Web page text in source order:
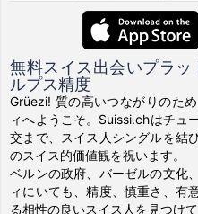
無料スイス出会いプラ
ルプス精度
Grüezi! 質の高いつながりのた
ィへようこそ。Suissi.chはチュ
交まで、スイス人シングルを結
のスイス的価値観を祝います。
ベルンの政府、バーゼルの文化
ィにいても、精度、慎重さ、有
る相性の良いスイス人を見つけて